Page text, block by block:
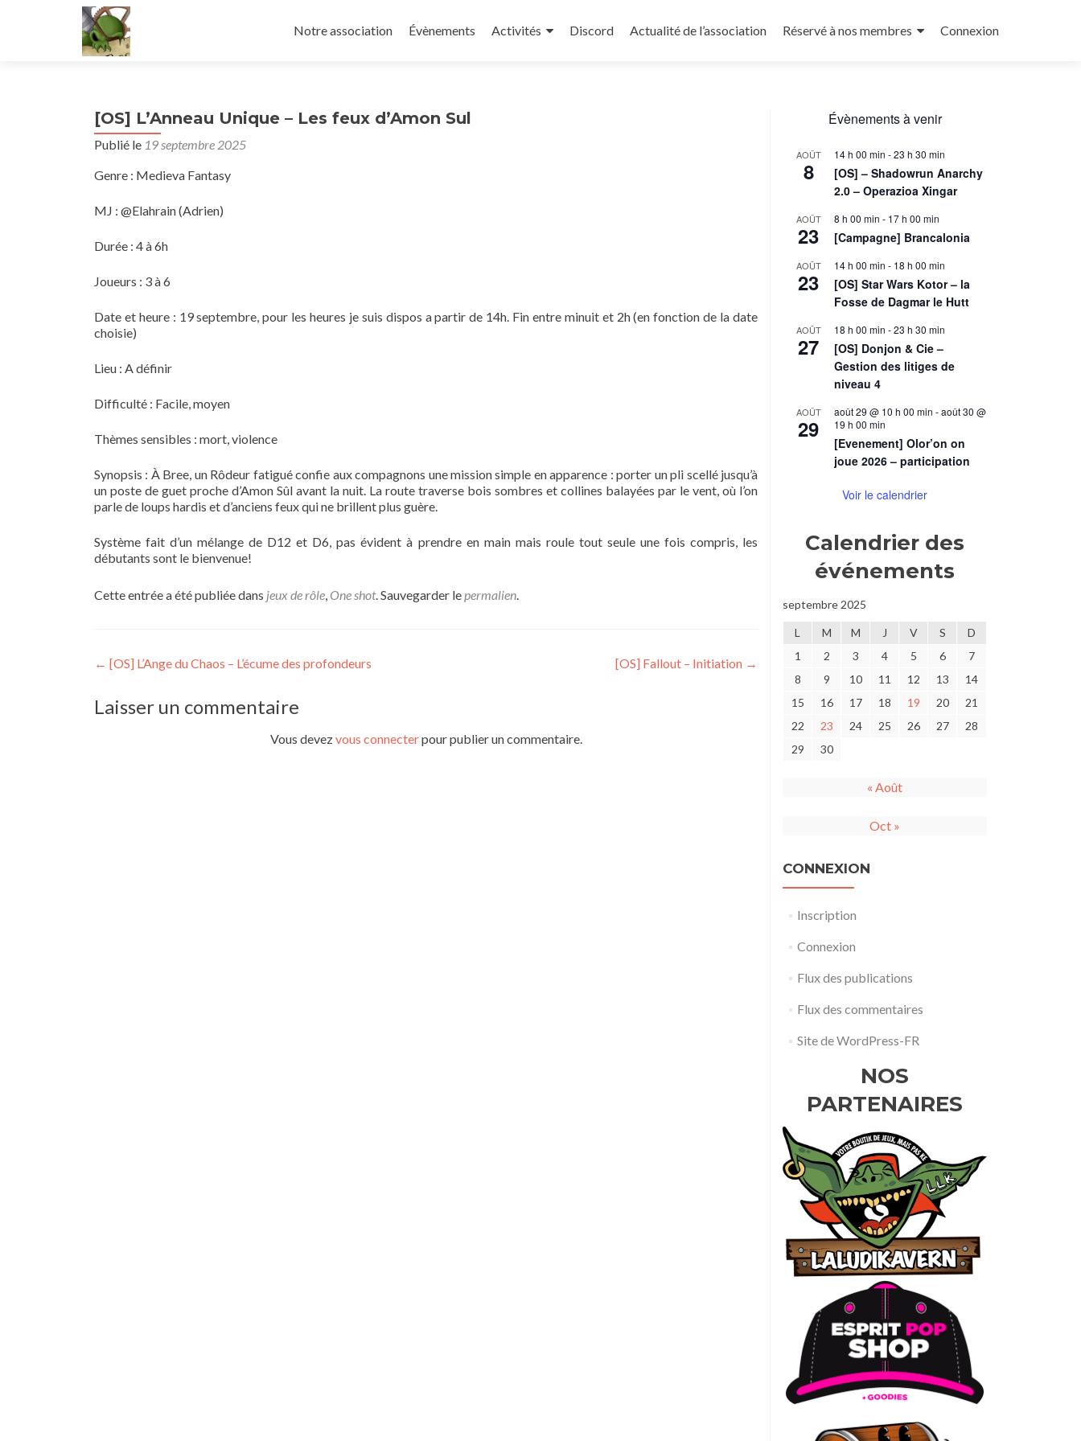
au
Notre association Évènements Activités Discord Actualité de l’association Réservé à nos membres Connexion
[OS] L’Anneau Unique – Les feux d’Amon Sul
Publié le 19 septembre 2025
Genre : Medieva Fantasy
MJ : @Elahrain (Adrien)
Durée : 4 à 6h
Joueurs : 3 à 6
Date et heure : 19 septembre, pour les heures je suis dispos a partir de 14h. Fin entre minuit et 2h (en fonction de la date
choisie)
Lieu : A définir
Difficulté : Facile, moyen
Thèmes sensibles : mort, violence
Synopsis : À Bree, un Rôdeur fatigué confie aux compagnons une mission simple en apparence : porter un pli scellé jusqu’à
un poste de guet proche d’Amon Sûl avant la nuit. La route traverse bois sombres et collines balayées par le vent, où l’on
parle de loups hardis et d’anciens feux qui ne brillent plus guère.
Système fait d’un mélange de D12 et D6, pas évident à prendre en main mais roule tout seule une fois compris, les
débutants sont le bienvenue!
Cette entrée a été publiée dans jeux de rôle, One shot. Sauvegarder lepermalien.
Navigation
de
l’article
← [OS] L’Ange du Chaos – L’écume des profondeurs [OS] Fallout – Initiation →
Laisser un commentaire
Vous devezvous connecterpour publier un commentaire.
Évènements à venir
AOÛT
8
14 h 00 min -23 h 30 min
[OS] – Shadowrun Anarchy
2.0 – Operazioa Xingar
AOÛT
23
8 h 00 min - 17 h 00 min
[Campagne] Brancalonia
AOÛT
23
14 h 00 min - 18 h 00 min
[OS] Star Wars Kotor – la
Fosse de Dagmar le Hutt
AOÛT
27
18 h 00 min -23 h 30 min
[OS] Donjon & Cie –
Gestion des litiges de
niveau 4
AOÛT
29
août 29 @ 10 h 00 min -août 30 @
19 h 00 min
[Evenement] Olor’on on
joue 2026 – participation
Voir le calendrier
Calendrier des
événements
septembre 2025
L M M J V S
D
1
2 3 4 5 6
7
8
9 10 11 12 13
14
15
16 17 18 19 20
21
22
23 24 25 26 27
28
29
30
« Août
Oct »
CONNEXION
Inscription
Connexion
Flux des publications
Flux des commentaires
Site de WordPress-FR
NOS
PARTENAIRES